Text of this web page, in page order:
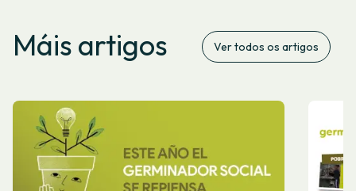
Máis artigos Ver todos os artigos